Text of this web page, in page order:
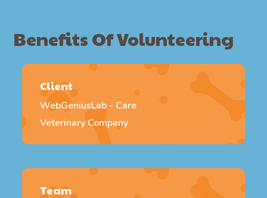
Benefits Of Volunteering
Client
WebGeniusLab - Care
Veterinary Company
Team